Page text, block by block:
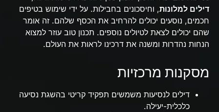
דילים למלונות, וחיסכונים בחבילות. על ידי שימוש בטיפים
חכמים, נוסעים יכולים להרחיב את הכסף שלהם. זה אומר
שהם יכולים לצאת לטיולים נוספים. תכנון טוב עוזר למצוא
הנחות נהדרות ומשנה את דרכינו לראות את העולם.
מסקנות מרכזיות
דילים לנסיעות משמשים תפקיד קריטי בהשגת נסיעה
כלכלית-יעילה.